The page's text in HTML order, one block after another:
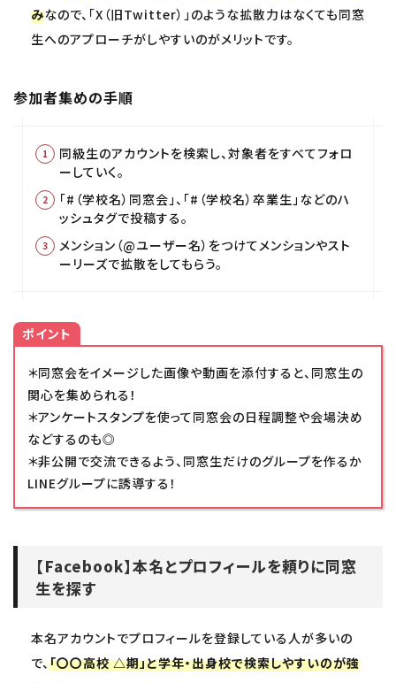
みなので、「X（旧Twitter）」のような拡散力はなくても同窓
生へのアプローチがしやすいのがメリットです。
参加者集めの手順
同級生のアカウントを検索し、対象者をすべてフォロ
ーしていく。
「#（学校名）同窓会」、「#（学校名）卒業生」などのハ
ッシュタグで投稿する。
メンション（@ユーザー名）をつけてメンションやスト
ーリーズで拡散をしてもらう。
ポイント
＊同窓会をイメージした画像や動画を添付すると、同窓生の
関心を集められる！
＊アンケートスタンプを使って同窓会の日程調整や会場決め
などするのも◎
＊非公開で交流できるよう、同窓生だけのグループを作るか
LINEグループに誘導する！
【Facebook】本名とプロフィールを頼りに同窓
生を探す
本名アカウントでプロフィールを登録している人が多いの
で、 「〇〇高校 △期」と学年・出身校で検索しやすいのが強